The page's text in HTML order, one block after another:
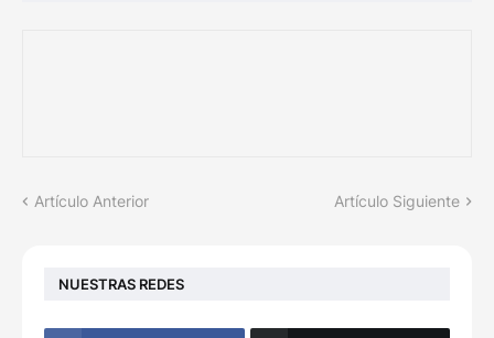
Artículo Anterior Artículo Siguiente
NUESTRAS REDES